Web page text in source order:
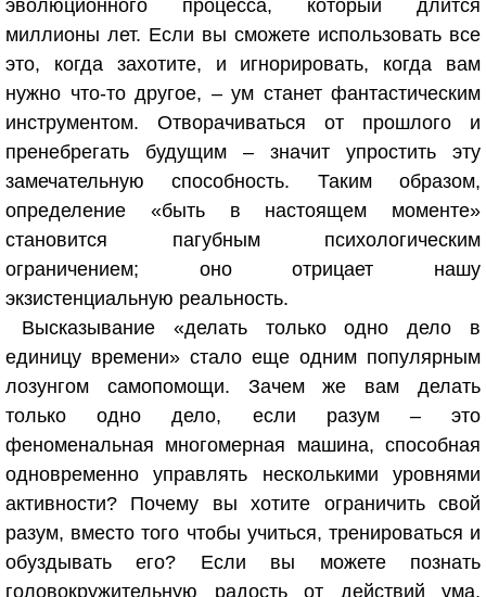
эволюционного процесса, который длится
миллионы лет. Если вы сможете использовать все
это, когда захотите, и игнорировать, когда вам
нужно что-то другое, – ум станет фантастическим
инструментом. Отворачиваться от прошлого и
пренебрегать будущим – значит упростить эту
замечательную способность. Таким образом,
определение «быть в настоящем моменте»
становится пагубным психологическим
ограничением; оно отрицает нашу
экзистенциальную реальность.
Высказывание «делать только одно дело в
единицу времени» стало еще одним популярным
лозунгом самопомощи. Зачем же вам делать
только одно дело, если разум – это
феноменальная многомерная машина, способная
одновременно управлять несколькими уровнями
активности? Почему вы хотите ограничить свой
разум, вместо того чтобы учиться, тренироваться и
обуздывать его? Если вы можете познать
головокружительную радость от действий ума,